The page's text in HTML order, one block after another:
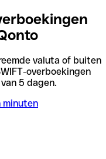
valuta of buiten
overboekingen
5 dagen.
minuten